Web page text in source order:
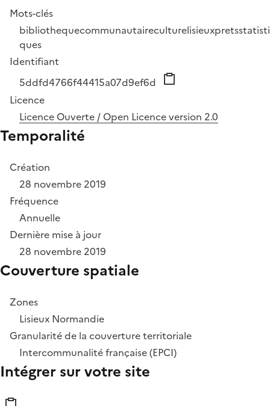
Mots-clés
bibliothequecommunautaireculturelisieuxpretsstatisti
ques
Identifiant
5ddfd4766f44415a07d9ef6d
Licence
Licence Ouverte / Open Licence version 2.0
Temporalité
Création
28 novembre 2019
Fréquence
Annuelle
Dernière mise à jour
28 novembre 2019
Couverture spatiale
Zones
Lisieux Normandie
Granularité de la couverture territoriale
Intercommunalité française (EPCI)
Intégrer sur votre site